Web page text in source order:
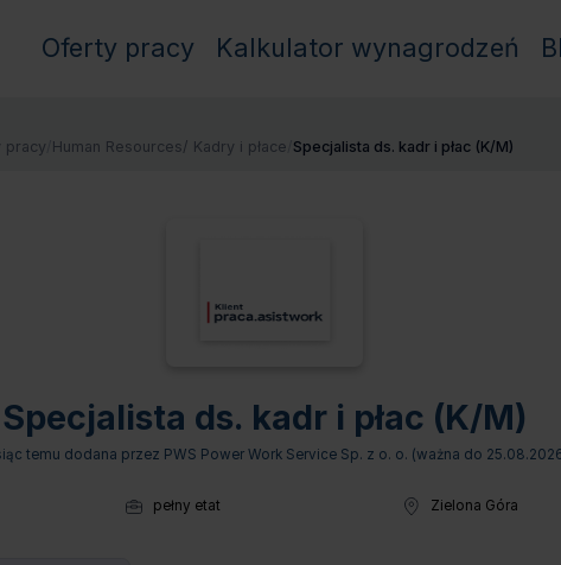
Oferty pracy Kalkulator wynagrodzeń
pracy Human Resources/ Kadry i płace Specjalista ds. kadr i płac (K/M)
Specjalista ds. kadr i płac (K/M)
temu dodana przez PWS Power Work Service Sp. z o. o. (ważna do
Wymiar pracy:
pełny etat Lokalizacja:
Zielona Góra